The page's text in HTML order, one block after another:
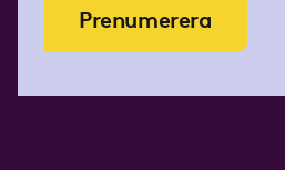
Prenumerera